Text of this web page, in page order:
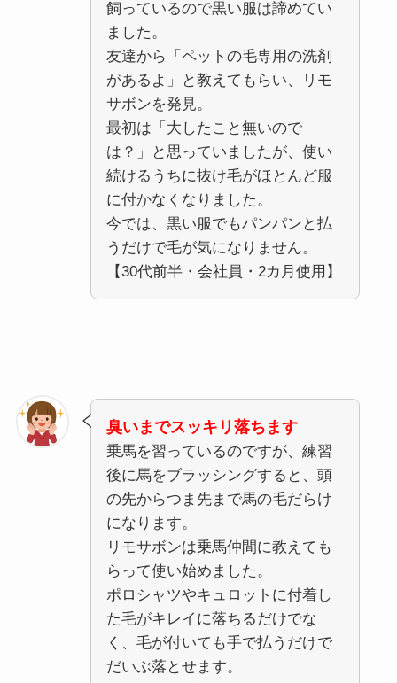
飼っているので黒い服は諦めてい
ました。
友達から「ペットの毛専用の洗剤
があるよ」と教えてもらい、リモ
サボンを発見。
最初は「大したこと無いので
は？」と思っていましたが、使い
続けるうちに抜け毛がほとんど服
に付かなくなりました。
今では、黒い服でもパンパンと払
うだけで毛が気になりません。
【30代前半・会社員・2カ月使用】
臭いまでスッキリ落ちます
乗馬を習っているのですが、練習
後に馬をブラッシングすると、頭
の先からつま先まで馬の毛だらけ
になります。
リモサボンは乗馬仲間に教えても
らって使い始めました。
ポロシャツやキュロットに付着し
た毛がキレイに落ちるだけでな
く、毛が付いても手で払うだけで
だいぶ落とせます。